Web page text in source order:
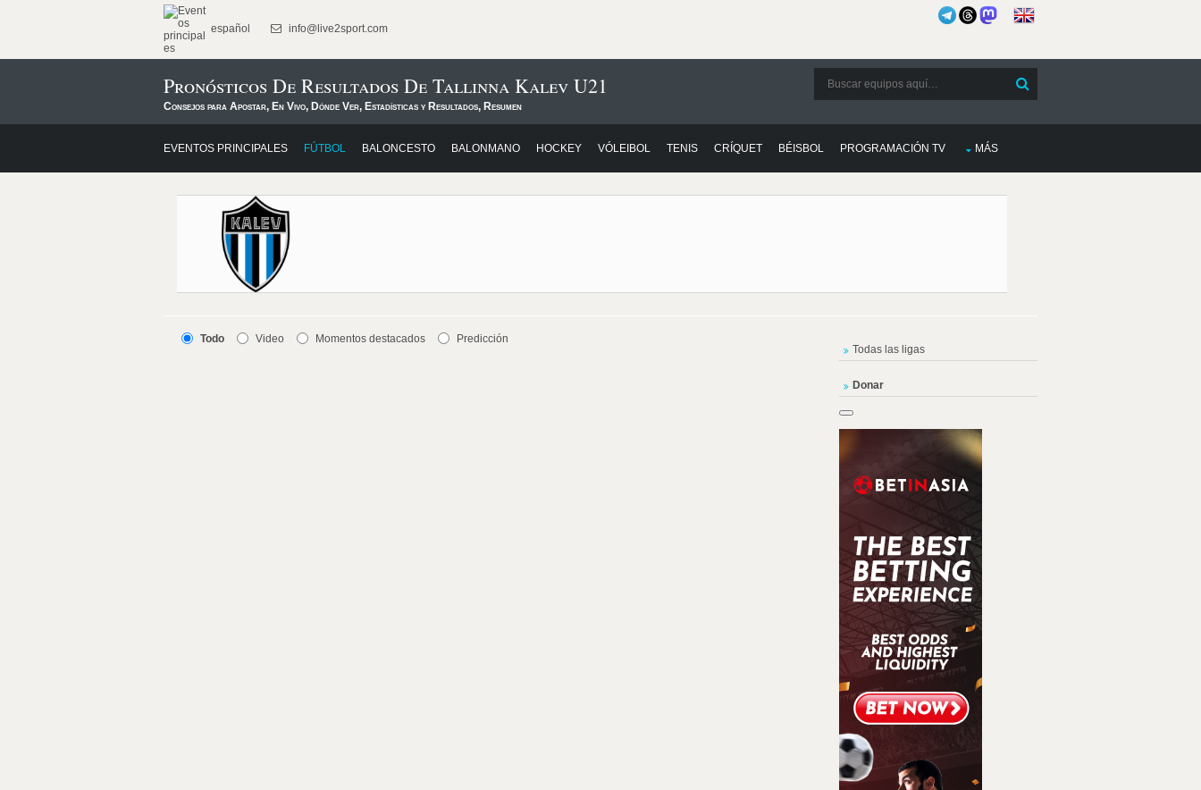
español info@live2sport.com
Pronósticos De Resultados De Tallinna Kalev U21
Consejos para Apostar, En Vivo, Dónde Ver, Estadísticas y Resultados, Resumen
EVENTOS PRINCIPALES FÚTBOL BALONCESTO BALONMANO HOCKEY VÓLEIBOL TENIS CRÍQUET BÉISBOL PROGRAMACIÓN TV MÁS
Todo Video Momentos destacados Predicción
Todas las ligas
Donar